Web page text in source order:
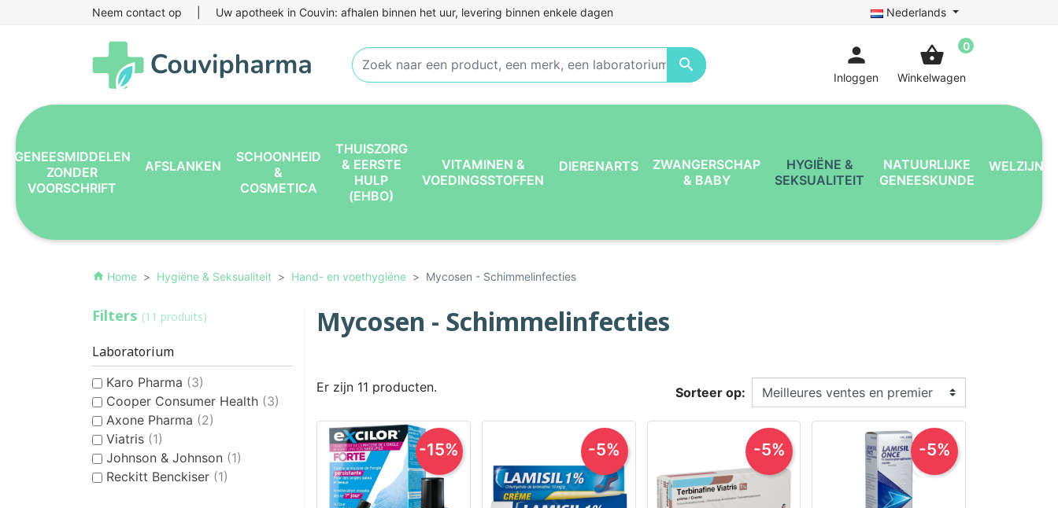
Neem contact op Uw apotheek in Couvin: afhalen binnen het uur, levering binnen enkele dagen Nederlands
 person
Inloggen
shopping_basket 0
Winkelwagen
GENEESMIDDELEN
ZONDER
VOORSCHRIFT
AFSLANKEN
SCHOONHEID
&
COSMETICA
THUISZORG
& EERSTE
HULP
(EHBO)
VITAMINEN &
VOEDINGSSTOFFEN
DIERENARTS
ZWANGERSCHAP
& BABY
HYGIËNE &
SEKSUALITEIT
NATUURLIJKE
GENEESKUNDE
WELZIJN
home Home Hygiëne & Seksualiteit Hand- en voethygiëne Mycosen - Schimmelinfecties
Filters (11 produits)
Laboratorium
Karo Pharma (3)
Cooper Consumer Health (3)
Axone Pharma (2)
Viatris (1)
Johnson & Johnson (1)
Reckitt Benckiser (1)
Mycosen - Schimmelinfecties
Er zijn 11 producten. Sorteer op:
-15% -5% -5% -5%